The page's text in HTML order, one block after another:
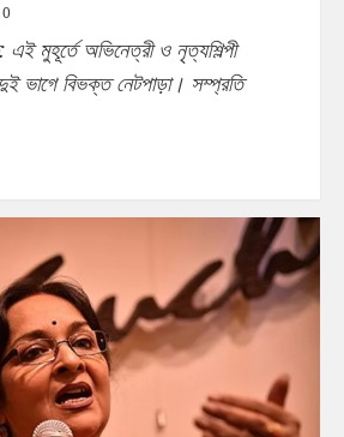
0
এই মুহূর্তে অভিনেত্রী ও নৃত্যশিল্পী
ভাগে বিভক্ত নেটপাড়া। সম্প্রতি